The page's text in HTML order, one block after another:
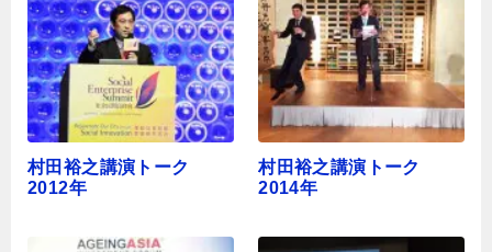
村田裕之講演トーク
2012年
村田裕之講演トーク
2014年